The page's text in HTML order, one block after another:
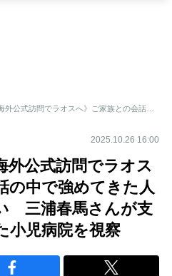
2025.10.26 16:00
外公式訪問でラオス
の中で強めてきた人
三浦春馬さんが支
小児病院を視察